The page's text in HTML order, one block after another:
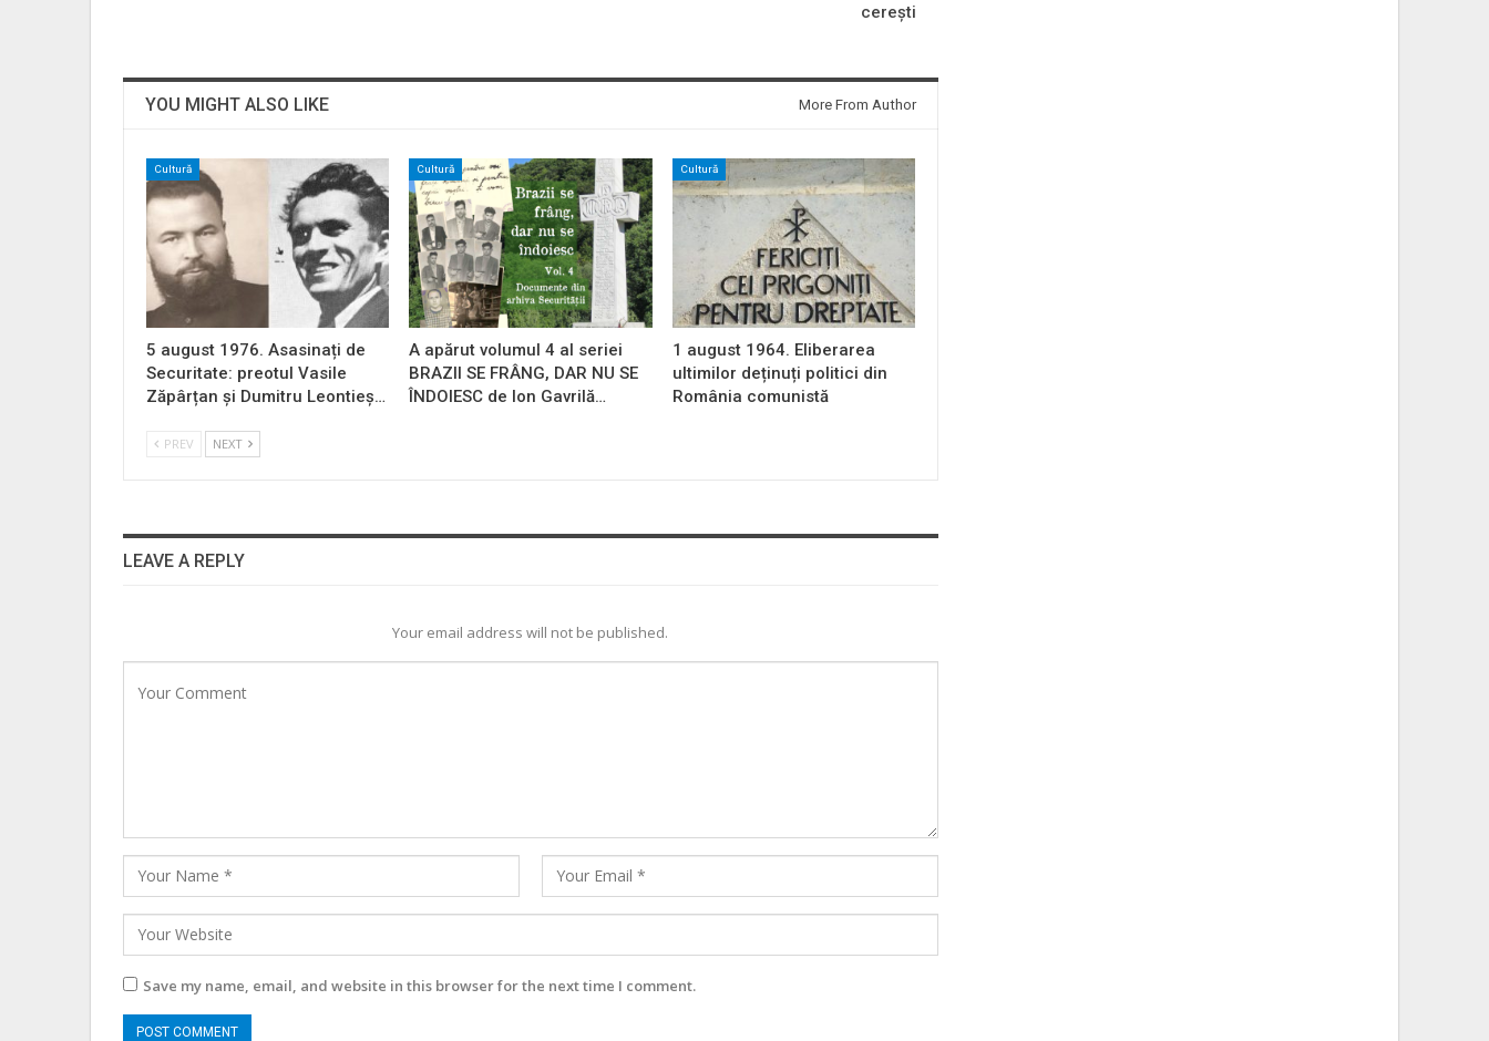
cereşti
YOU MIGHT ALSO LIKE More From Author
Cultură
5 august 1976. Asasinați de
Securitate: preotul Vasile
Zăpârțan și Dumitru Leontieș…
Cultură
A apărut volumul 4 al seriei
BRAZII SE FRÂNG, DAR NU SE
ÎNDOIESC de Ion Gavrilă…
Cultură
1 august 1964. Eliberarea
ultimilor deținuți politici din
România comunistă
PREV NEXT
LEAVE A REPLY
Your email address will not be published.
Save my name, email, and website in this browser for the next time I comment.